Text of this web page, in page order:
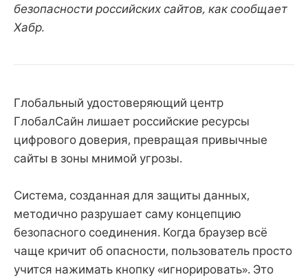
безопасности российских сайтов, как сообщает
Хабр.
Глобальный удостоверяющий центр
ГлобалСайн лишает российские ресурсы
цифрового доверия, превращая привычные
сайты в зоны мнимой угрозы.
Система, созданная для защиты данных,
методично разрушает саму концепцию
безопасного соединения. Когда браузер всё
чаще кричит об опасности, пользователь просто
учится нажимать кнопку «игнорировать». Это